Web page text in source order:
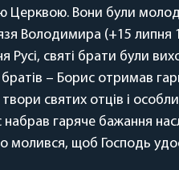
Церквою. Вони були
Володимира (+15
святі брати були
– Борис отримав
святих отців і
гаряче бажання
молився, щоб Господь